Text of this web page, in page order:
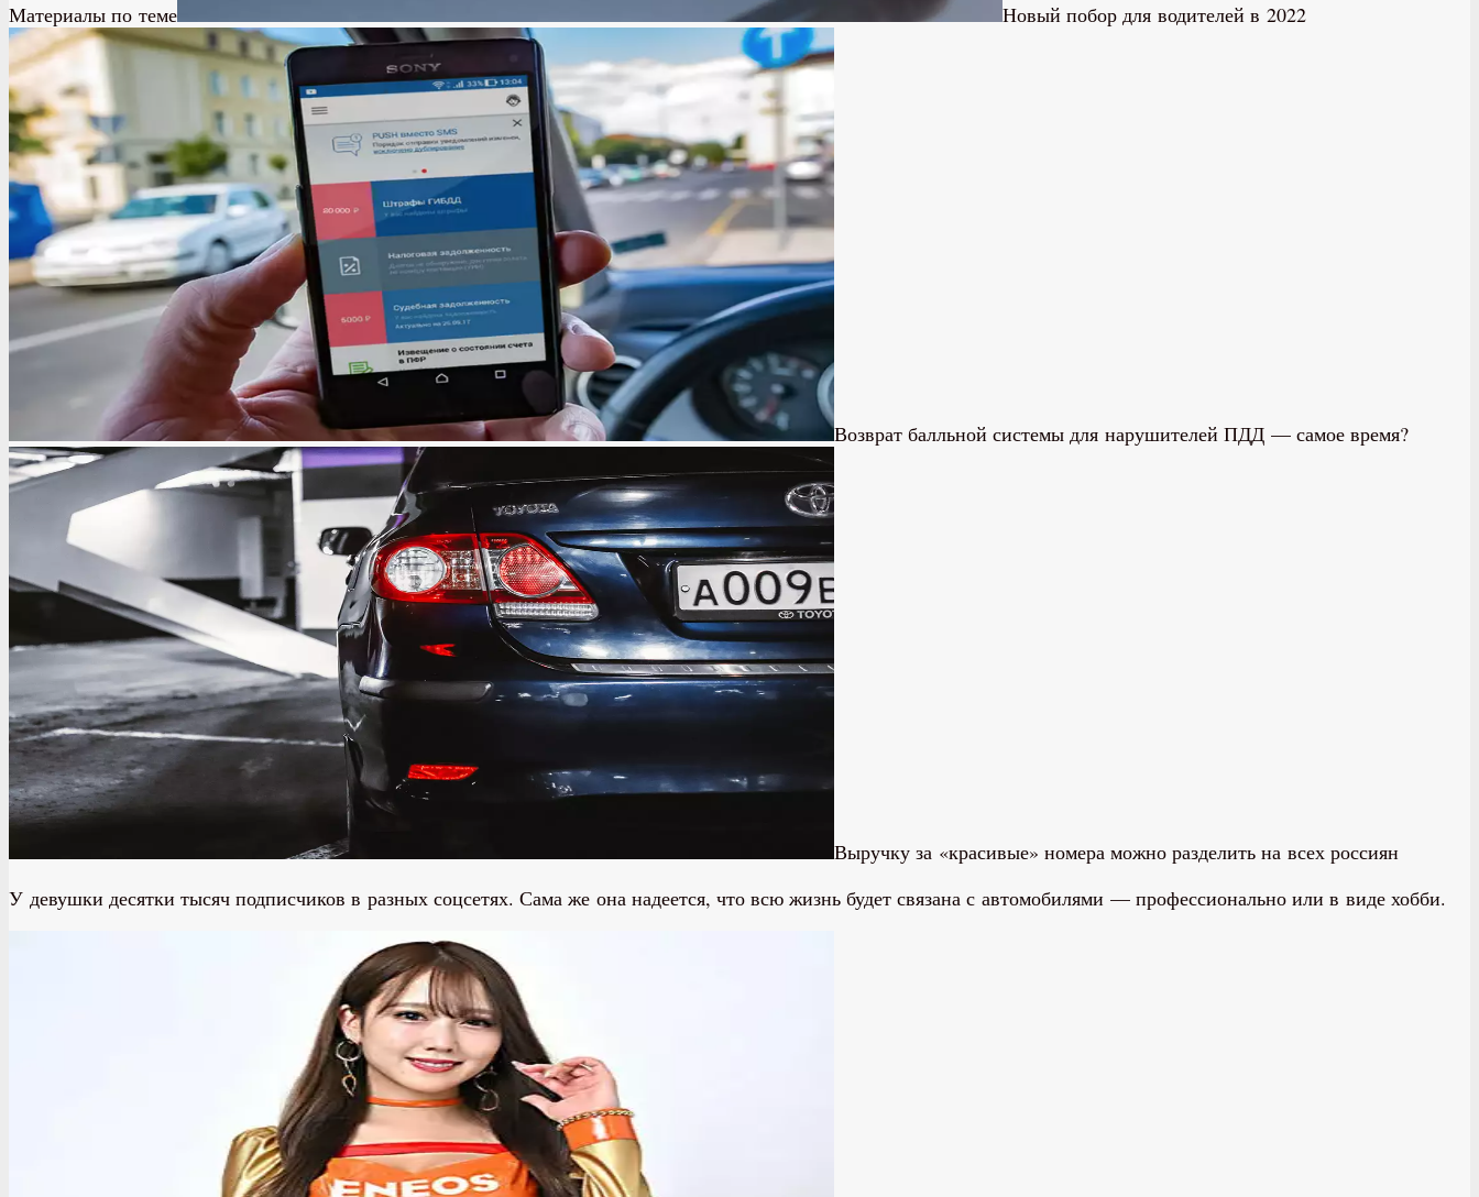
Материалы по теме Новый побор для водителей в 2022
Возврат балльной системы для нарушителей ПДД — самое время?
Выручку за «красивые» номера можно разделить на всех россиян
У девушки десятки тысяч подписчиков в разных соцсетях. Сама же она надеется, что всю жизнь будет связана с автомобилями — профессионально или в виде хобби.